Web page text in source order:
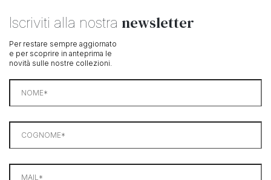
Iscriviti alla nostra newsletter
Per restare sempre aggiornato
e per scoprire in anteprima le
novità sulle nostre collezioni.